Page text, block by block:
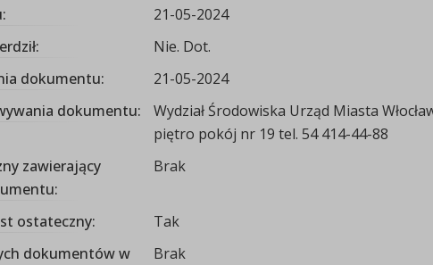
21-05-2024
Nie. Dot.
dokumentu:
21-05-2024
dokumentu:
Wydział Środowiska Urząd Miasta
piętro pokój nr 19 tel. 54 414-44-88
zawierający
Brak
ostateczny:
Tak
dokumentów w
Brak